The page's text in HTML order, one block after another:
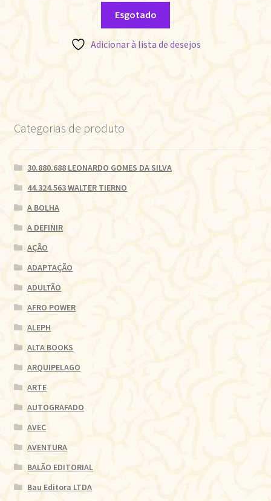
Esgotado
Adicionar à lista de desejos
Categorias de produto
30.880.688 LEONARDO GOMES DA SILVA
44.324.563 WALTER TIERNO
A BOLHA
A DEFINIR
AÇÃO
ADAPTAÇÃO
ADULTÃO
AFRO POWER
ALEPH
ALTA BOOKS
ARQUIPELAGO
ARTE
AUTOGRAFADO
AVEC
AVENTURA
BALÃO EDITORIAL
Bau Editora LTDA